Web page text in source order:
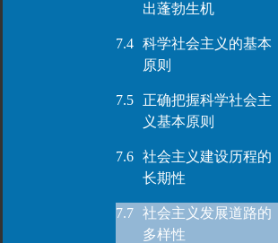
出蓬勃生机
7.4
科学社会主义的基本
原则
7.5
正确把握科学社会主
义基本原则
7.6
社会主义建设历程的
长期性
7.7
社会主义发展道路的
多样性